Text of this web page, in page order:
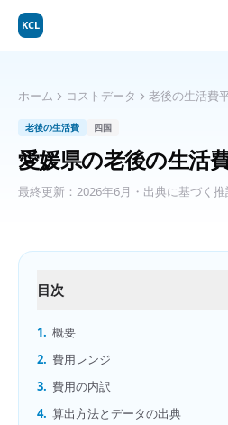
KCL
ホーム コストデータ 老後の生活費
老後の生活費 四国
愛媛県の老後の生活
最終更新： 2026年6月 ・出典に基づく
目次
1. 概要
2. 費用レンジ
3. 費用の内訳
4. 算出方法とデータの出典